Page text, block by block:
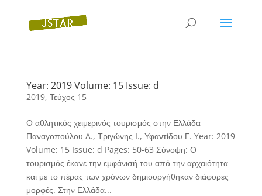
Year: 2019 Volume: 15 Issue: d
2019, Τεύχος 15
Ο αθλητικός χειμερινός τουρισμός στην Ελλάδα
Παναγοπούλου A., Τριγώνης I., Υφαντίδου Γ. Year: 2019
Volume: 15 Issue: d Pages: 50-63 Σύνοψη: Ο
τουρισμός έκανε την εμφάνισή του από την αρχαιότητα
και με το πέρας των χρόνων δημιουργήθηκαν διάφορες
μορφές. Στην Ελλάδα...